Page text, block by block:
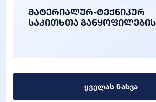
მატერიალურ-ტექნიკურ
საკითხთა განყოფილების
ყველას ნახვა